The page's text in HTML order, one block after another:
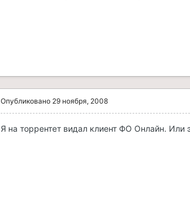
Опубликовано 29 ноября, 2008
Я на торрентет видал клиент ФО Онлайн. Или